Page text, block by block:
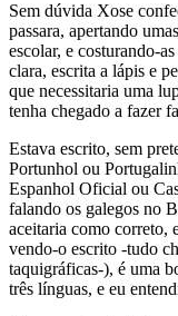
Sem dúvida Xose
passara, apertando
escolar, e costurando-
clara, escrita a lápis e
que necessitaria uma
tenha chegado a fazer
Estava escrito, sem
Portunhol ou
Espanhol Oficial ou
falando os galegos no
aceitaria como correto,
vendo-o escrito -tudo
taquigráficas-), é uma
três línguas, e eu